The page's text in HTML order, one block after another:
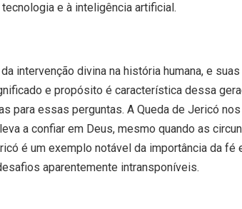
e à inteligência artificial.
intervenção divina na história humana, e
e propósito é característica dessa
para essas perguntas. A Queda de Jericó
a confiar em Deus, mesmo quando as
é um exemplo notável da importância da fé
aparentemente intransponíveis.